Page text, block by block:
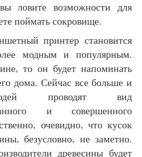
ловите возможности для
поймать сокровище.
принтер становится
модным и популярным.
то он будет напоминать
дома. Сейчас все больше и
проводят вид
и совершенного
очевидно, что кусок
безусловно, не заметно.
древесины будет